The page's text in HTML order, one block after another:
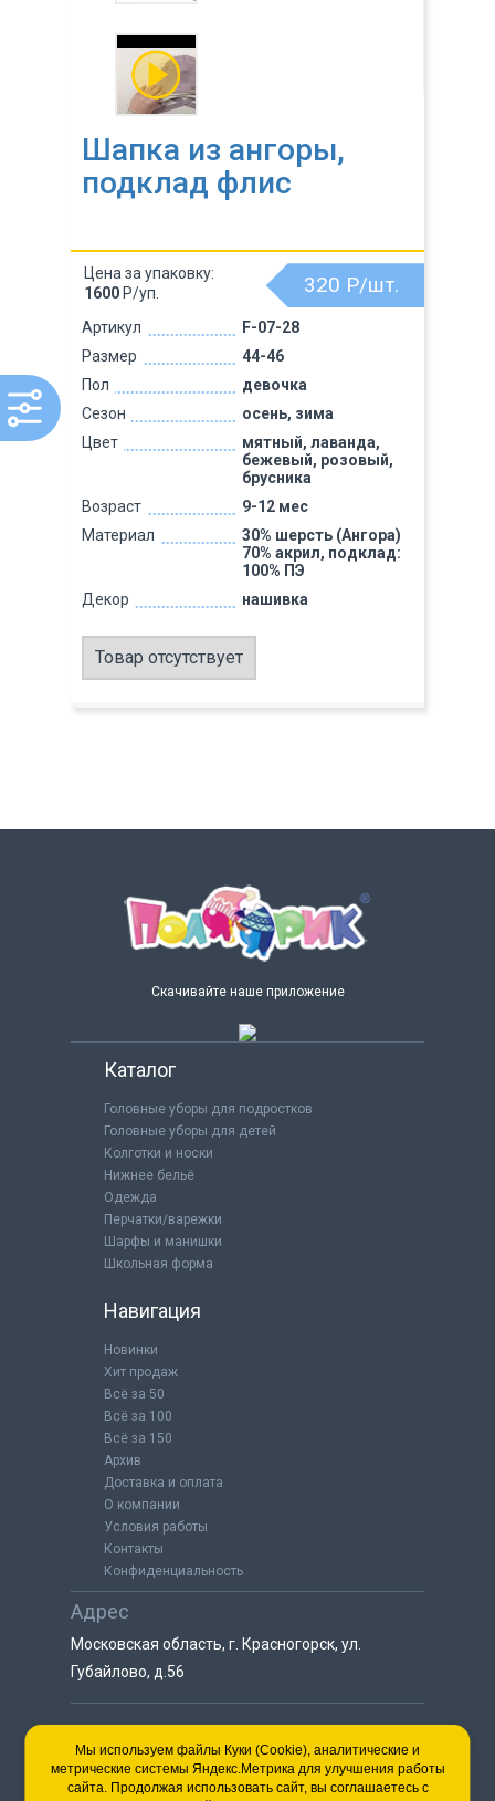
Шапка из ангоры,
подклад флис
Артикул
F-07-28
Размер
44-46
Пол
девочка
Сезон
осень, зима
Цвет
мятный, лаванда,
бежевый, розовый,
брусника
Возраст
9-12 мес
Материал
30% шерсть (Ангора)
70% акрил, подклад:
100% ПЭ
Декор
нашивка
320 Р/шт.
Цена за упаковку:
1600 Р/уп.
Товар отсутствует
Скачивайте наше приложение
Каталог
Головные уборы для подростков
Головные уборы для детей
Колготки и носки
Нижнее бельё
Одежда
Перчатки/варежки
Шарфы и манишки
Школьная форма
Навигация
Новинки
Хит продаж
Всё за 50
Всё за 100
Всё за 150
Архив
Доставка и оплата
О компании
Условия работы
Контакты
Конфиденциальность
Адрес
Московская область, г. Красногорск, ул.
Губайлово, д.56
8 (925) 064-55-25
пн-сб с 9:00 до 18:00
Мы используем файлы Куки (Cookie), аналитические и
метрические системы Яндекс.Метрика для улучшения работы
сайта. Продолжая использовать сайт, вы соглашаетесь с